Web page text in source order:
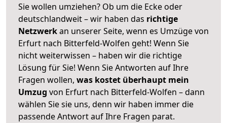
Sie wollen umziehen? Ob um die Ecke oder
deutschlandweit – wir haben das richtige
Netzwerkan unserer Seite, wenn es Umzüge von
Erfurt nach Bitterfeld-Wolfen geht! Wenn Sie
nicht weiterwissen – haben wir die richtige
Lösung für Sie! Wenn Sie Antworten auf Ihre
Fragen wollen, was kostet überhaupt mein
Umzug von Erfurt nach Bitterfeld-Wolfen – dann
wählen Sie sie uns, denn wir haben immer die
passende Antwort auf Ihre Fragen parat.